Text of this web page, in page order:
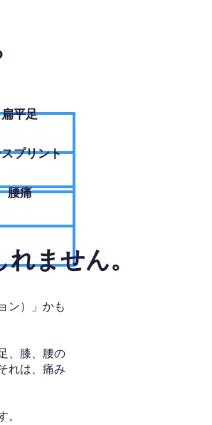
扁平足
プリント
腰痛
ません。
ン）」かも
、膝、腰の
れは、痛み
。